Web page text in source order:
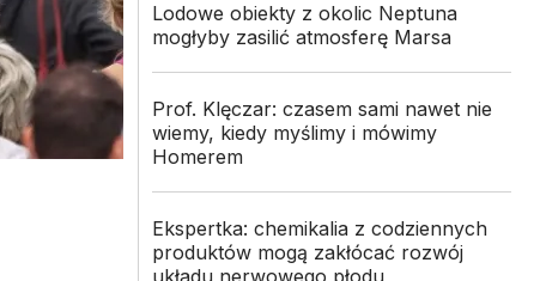
Lodowe obiekty z okolic Neptuna
mogłyby zasilić atmosferę Marsa
Prof. Klęczar: czasem sami nawet nie
wiemy, kiedy myślimy i mówimy
Homerem
Ekspertka: chemikalia z codziennych
produktów mogą zakłócać rozwój